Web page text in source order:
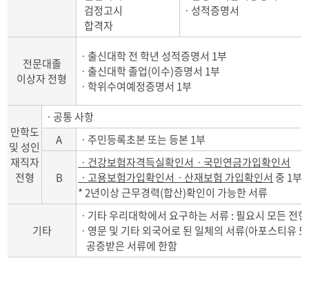
검정고시
합격자
ㆍ성적증명서
전문대졸
이상자 전형
ㆍ출신대학 전 학년 성적증명서 1부
ㆍ출신대학 졸업(이수)증명서 1부
ㆍ학위수여예정증명서 1부
만학도
및 성인
재직자
전형
ㆍ공통 사항
A
ㆍ주민등록초본 또는 등본 1부
B
ㆍ건강보험자격득실확인서ㆍ국민연금가입확인서
ㆍ고용보험가입확인서ㆍ산재보험 가입확인서 중 1부
* 2년이상 근무경력(합산)확인이 가능한 서류
기타
ㆍ기타 우리대학에서 요구하는 서류 : 필요시 모든 전
ㆍ영문 및 기타 외국어로 된 일체의 서류(아포스티유
공증받은 서류에 한함